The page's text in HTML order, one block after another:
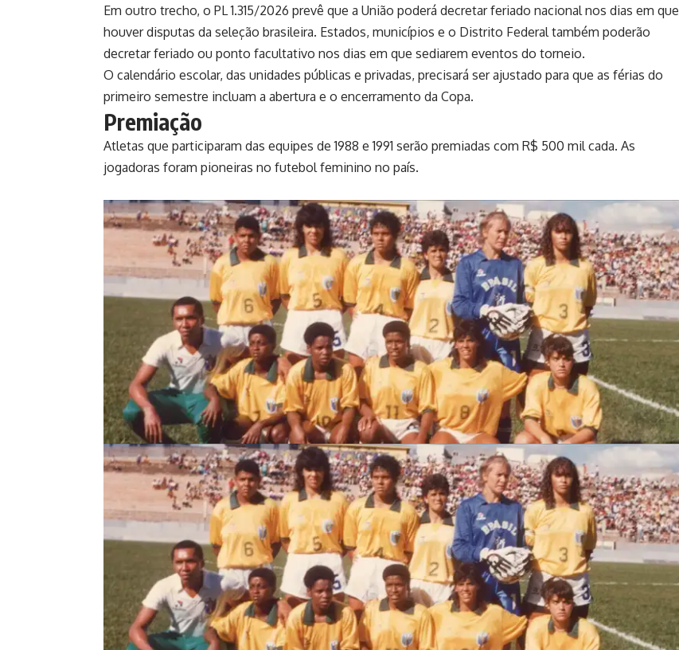
Em outro trecho, o PL 1.315/2026 prevê que a União poderá decretar feriado nacional nos dias em que
houver disputas da seleção brasileira. Estados, municípios e o Distrito Federal também poderão
decretar feriado ou ponto facultativo nos dias em que sediarem eventos do torneio.
O calendário escolar, das unidades públicas e privadas, precisará ser ajustado para que as férias do
primeiro semestre incluam a abertura e o encerramento da Copa.
Premiação
Atletas que participaram das equipes de 1988 e 1991 serão premiadas com R$ 500 mil cada. As
jogadoras foram pioneiras no futebol feminino no país.